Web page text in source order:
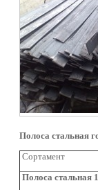
Полоса стальная
Сортамент
Полоса стальная